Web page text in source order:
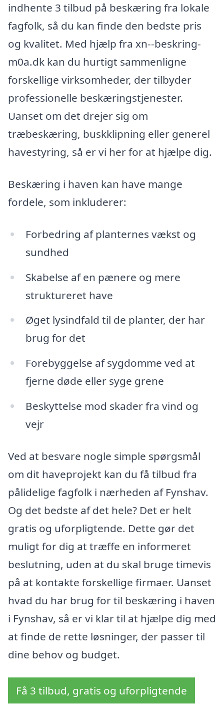
indhente 3 tilbud på beskæring fra lokale
fagfolk, så du kan finde den bedste pris
og kvalitet. Med hjælp fra xn--beskring-
m0a.dk kan du hurtigt sammenligne
forskellige virksomheder, der tilbyder
professionelle beskæringstjenester.
Uanset om det drejer sig om
træbeskæring, buskklipning eller generel
havestyring, så er vi her for at hjælpe dig.
Beskæring i haven kan have mange
fordele, som inkluderer:
Forbedring af planternes vækst og
sundhed
Skabelse af en pænere og mere
struktureret have
Øget lysindfald til de planter, der har
brug for det
Forebyggelse af sygdomme ved at
fjerne døde eller syge grene
Beskyttelse mod skader fra vind og
vejr
Ved at besvare nogle simple spørgsmål
om dit haveprojekt kan du få tilbud fra
pålidelige fagfolk i nærheden af Fynshav.
Og det bedste af det hele? Det er helt
gratis og uforpligtende. Dette gør det
muligt for dig at træffe en informeret
beslutning, uden at du skal bruge timevis
på at kontakte forskellige firmaer. Uanset
hvad du har brug for til beskæring i haven
i Fynshav, så er vi klar til at hjælpe dig med
at finde de rette løsninger, der passer til
dine behov og budget.
Få 3 tilbud, gratis og uforpligtende